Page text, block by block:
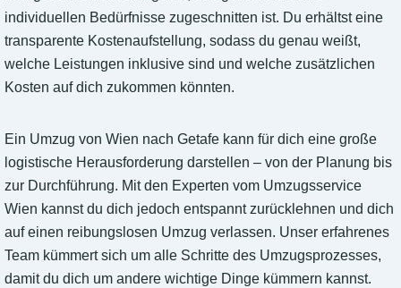
individuellen Bedürfnisse zugeschnitten ist. Du erhältst eine
transparente Kostenaufstellung, sodass du genau weißt,
welche Leistungen inklusive sind und welche zusätzlichen
Kosten auf dich zukommen könnten.
Ein Umzug von Wien nach Getafe kann für dich eine große
logistische Herausforderung darstellen – von der Planung bis
zur Durchführung. Mit den Experten vom Umzugsservice
Wien kannst du dich jedoch entspannt zurücklehnen und dich
auf einen reibungslosen Umzug verlassen. Unser erfahrenes
Team kümmert sich um alle Schritte des Umzugsprozesses,
damit du dich um andere wichtige Dinge kümmern kannst.